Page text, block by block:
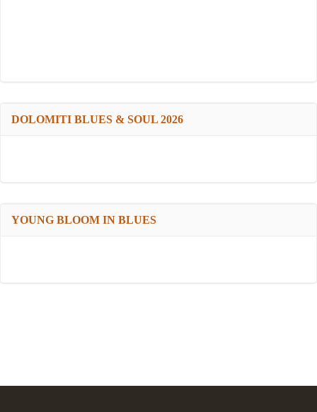
DOLOMITI BLUES & SOUL 2026
YOUNG BLOOM IN BLUES